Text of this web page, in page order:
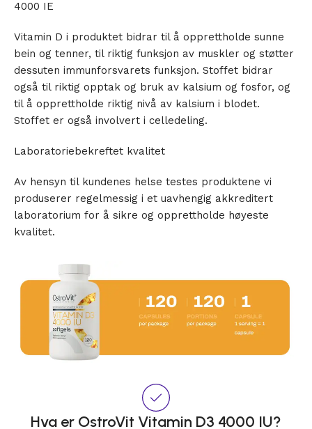
4000 IE
Vitamin D i produktet bidrar til å opprettholde sunne
bein og tenner, til riktig funksjon av muskler og støtter
dessuten immunforsvarets funksjon. Stoffet bidrar
også til riktig opptak og bruk av kalsium og fosfor, og
til å opprettholde riktig nivå av kalsium i blodet.
Stoffet er også involvert i celledeling.
Laboratoriebekreftet kvalitet
Av hensyn til kundenes helse testes produktene vi
produserer regelmessig i et uavhengig akkreditert
laboratorium for å sikre og opprettholde høyeste
kvalitet.
Hva er OstroVit Vitamin D3 4000 IU?